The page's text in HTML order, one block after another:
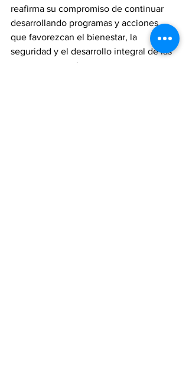
reafirma su compromiso de continuar
desarrollando programas y acciones
que favorezcan el bienestar, la
seguridad y el desarrollo integral de las
nuevas generaciones.